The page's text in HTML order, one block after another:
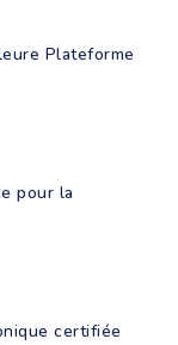
Plateforme
pour la
certifiée